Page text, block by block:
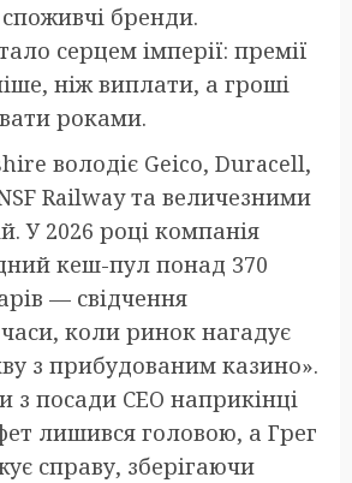
бренди.
серцем імперії: премії
ніж виплати, а гроші
роками.
володіє Geico, Duracell,
Railway та величезними
У 2026 році компанія
кеш-пул понад 370
— свідчення
коли ринок нагадує
з прибудованим казино».
з посади CEO наприкінці
лишився головою, а Грег
справу, зберігаючи